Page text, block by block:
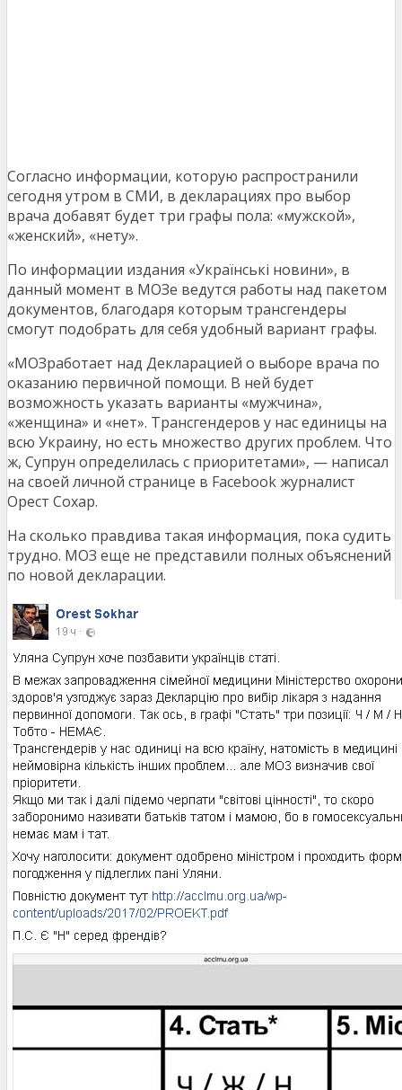
Согласно информации, которую распространили
сегодня утром в СМИ, в декларациях про выбор
врача добавят будет три графы пола: «мужской»,
«женский», «нету».
По информации издания «Українські новини», в
данный момент в МОЗе ведутся работы над пакетом
документов, благодаря которым трансгендеры
смогут подобрать для себя удобный вариант графы.
«МОЗработает над Декларацией о выборе врача по
оказанию первичной помощи. В ней будет
возможность указать варианты «мужчина»,
«женщина» и «нет». Трансгендеров у нас единицы на
всю Украину, но есть множество других проблем. Что
ж, Супрун определилась с приоритетами», — написал
на своей личной странице в Facebook журналист
Орест Сохар.
На сколько правдива такая информация, пока судить
трудно. МОЗ еще не представили полных объяснений
по новой декларации.